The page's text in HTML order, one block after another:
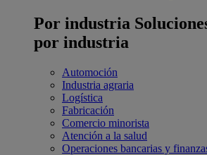
Por industria
por industria
Automoción
Industria agraria
Logística
Fabricación
Comercio minorista
Atención a la salud
Operaciones bancarias y